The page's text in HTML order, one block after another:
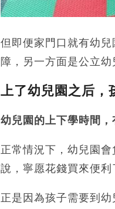
但即便家門口就有幼
障，另一方面是公立
上了幼兒園之后，
幼兒園的上下學時間，
正常情況下，幼兒園
說，寧愿花錢買來便利
正是因為孩子需要到